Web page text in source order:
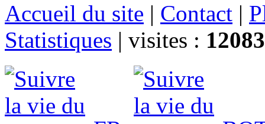
Accueil du site | Contact |
Statistiques | visites :